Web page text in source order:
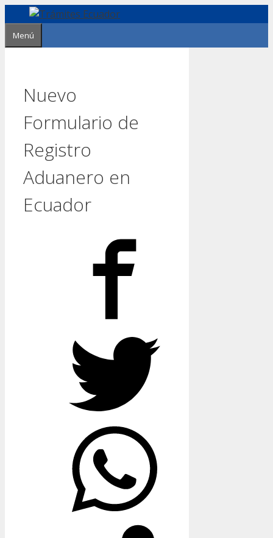
Saltar
al
contenido
Menú
Nuevo
Formulario de
Registro
Aduanero en
Ecuador